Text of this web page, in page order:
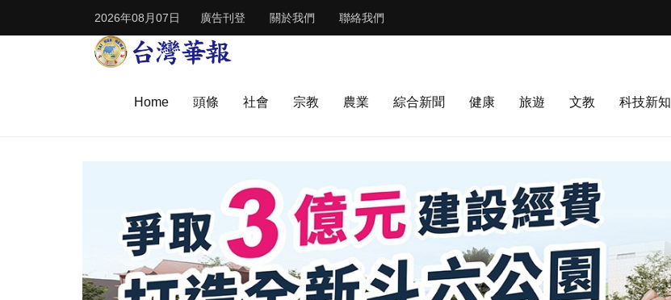
2026年08月07日 廣告刊登 關於我們 聯絡我們
Home 頭條 社會 宗教 農業 綜合新聞 健康 旅遊 文教 科技新知